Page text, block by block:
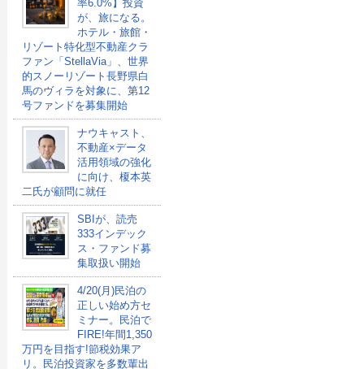
率6.0%】投資
が、旅になる。
ホテル・旅館・
リゾート特化型不動産クラ
ファン「StellaVia」、世界
的スノーリゾート長野県白
馬のヴィラを対象に、第12
号ファンドを募集開始
ナウキャスト、
不動産×データ
活用領域の強化
に向け、榎本英
二氏が顧問に就任
SBIが、読売
333インデック
ス・ファンド募
集取扱い開始
4/20(月)民泊の
正しい始め方セ
ミナー。民泊で
FIRE!年間1,350
万円を目指す!節税効果ア
リ。民泊投資家を多数輩出